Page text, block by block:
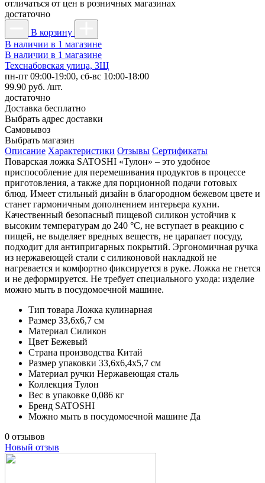
отличаться от цен в розничных магазинах
достаточно
В корзину
В наличии в 1 магазине
В наличии в 1 магазине
Техснабовская улица, 3Щ
пн-пт 09:00-19:00, сб-вс 10:00-18:00
99.90 руб. /шт.
достаточно
Доставка бесплатно
Выбрать адрес доставки
Самовывоз
Выбрать магазин
Описание Характеристики Отзывы Сертификаты
Поварская ложка SATOSHI «Тулон» – это удобное
приспособление для перемешивания продуктов в процессе
приготовления, а также для порционной подачи готовых
блюд. Имеет стильный дизайн в благородном бежевом цвете и
станет гармоничным дополнением интерьера кухни.
Качественный безопасный пищевой силикон устойчив к
высоким температурам до 240 °С, не вступает в реакцию с
пищей, не выделяет вредных веществ, не царапает посуду,
подходит для антипригарных покрытий. Эргономичная ручка
из нержавеющей стали с силиконовой накладкой не
нагревается и комфортно фиксируется в руке. Ложка не гнется
и не деформируется. Не требует специального ухода: изделие
можно мыть в посудомоечной машине.
Тип товара Ложка кулинарная
Размер 33,6х6,7 см
Материал Силикон
Цвет Бежевый
Страна производства Китай
Размер упаковки 33,6х6,4х5,7 см
Материал ручки Нержавеющая сталь
Коллекция Тулон
Вес в упаковке 0,086 кг
Бренд SATOSHI
Можно мыть в посудомоечной машине Да
0 отзывов
Новый отзыв